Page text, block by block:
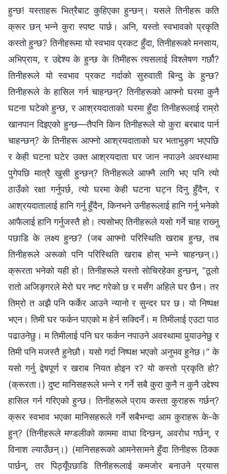
हुन्छ! यस्ताहरू भित्रैबाट कुहिएका हुन्छन्। यसले तिनीहरू कति
क्रूर छन् भन्‍ने कुरा स्पष्ट पार्छ। अनि, यस्तो स्वभावको प्रकृति
कस्तो हुन्छ? तिनीहरूमा यो स्वभाव प्रकट हुँदा, तिनीहरूको मनसाय,
अभिप्राय, र उद्देश्य के हुन्छ के तिमीहरू त्यसलाई विश्‍लेषण गर्छौ?
तिनीहरूले यो स्वभाव प्रकट गर्दाको सुरुवाती बिन्दु के हुन्छ?
तिनीहरूले के हासिल गर्न चाहन्छन्? तिनीहरूको आफ्‍नो घरमा कुनै
घटना घटेको हुन्छ, र आश्रयदाताको घरमा हुँदा तिनीहरूलाई राम्रो
खानपान दिइएको हुन्छ—तैपनि किन तिनीहरूले यो कुरा बरबाद पार्न
चाहन्छन्? के तिनीहरू आफ्‍नो आश्रयदाताको घर भताभुङ्ग भएपछि
र केही घटना घटेर उक्त आश्रयदाता घर जान नपाउने अवस्थामा
पुगेपछि मात्रै खुसी हुन्छन्? तिनीहरूले आफ्‍नै लागि भए पनि त्यो
ठाउँको रक्षा गर्नुपर्छ, त्यो घरमा केही घटना घट्न दिनु हुँदैन, र
आश्रयदातालाई हानि गर्नु हुँदैन, किनभने उनीहरूलाई हानि गर्नु भनेको
आफैलाई हानि गर्नुजस्तै हो। त्यसोभए तिनीहरूले यसो गर्ने चाह राख्‍नु
पछाडि के लक्ष्य हुन्छ? (जब आफ्नो परिस्थिति खराब हुन्छ, तब
तिनीहरूले अरूको पनि परिस्थिति खराब होस् भन्‍ने चाहन्छन्।)
क्रूरता भनेको यही हो। तिनीहरूले यस्तो सोचिरहेका हुन्छन्, “ठूलो
रातो अजिङ्गरले मेरो घर नष्ट गरेको छ र मसँग अहिले घर छैन। तर
तिम्रो त अझै पनि फर्केर आउने न्यानो र सुन्दर घर छ। यो निष्पक्ष
भएन। तिमी घर फर्कन पाएको म हेर्न सक्दिनँ। म तिमीलाई एउटा पाठ
पढाउनेछु। म तिमीलाई पनि घर फर्कन नपाउने अवस्थामा पुर्‍याउनेछु र
तिमी पनि मजस्तै हुनेछौ। यसो गर्दा निष्पक्ष भएको अनुभव हुनेछ।” के
यसो गर्नु द्वेषपूर्ण र खराब नियत होइन र? यो कस्तो प्रकृति हो?
(क्रूरता।) दुष्ट मानिसहरूले भन्‍ने र गर्ने सबै कुरा कुनै न कुनै उद्देश्य
हासिल गर्न गरिएको हुन्छ। तिनीहरूले प्राय कस्ता कुराहरू गर्छन्?
क्रूर स्वभाव भएका मानिसहरूले गर्ने सबैभन्दा आम कुराहरू के-के
हुन्? (तिनीहरूले मण्डलीको काममा वाधा दिन्छन्, अवरोध गर्छन्, र
विनाश ल्याउँछन्।) (मानिसहरूको आमनेसामने हुँदा तिनीहरू ठिक्‍क
पार्छन्, तर पिठ्यूँपछाडि तिनीहरूलाई कमजोर बनाउने प्रयास